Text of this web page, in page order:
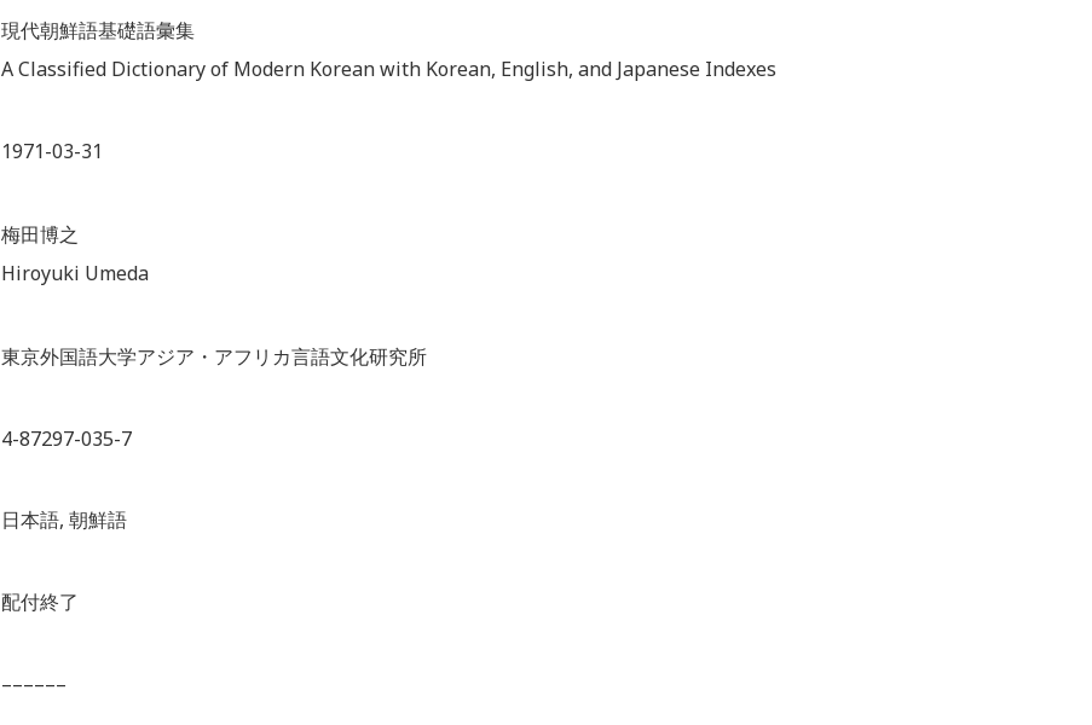
現代朝鮮語基礎語彙集
A Classified Dictionary of Modern Korean with Korean, English, and Japanese Indexes
1971-03-31
梅田博之
Hiroyuki Umeda
東京外国語大学アジア・アフリカ言語文化研究所
4-87297-035-7
日本語, 朝鮮語
配付終了
––––––